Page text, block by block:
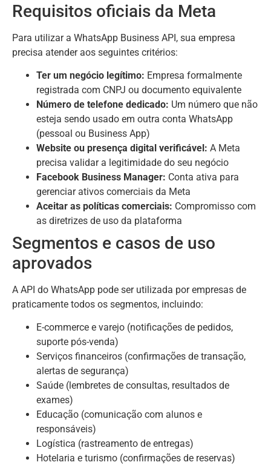
Requisitos oficiais da Meta
Para utilizar a WhatsApp Business API, sua empresa
precisa atender aos seguintes critérios:
Ter um negócio legítimo: Empresa formalmente
registrada com CNPJ ou documento equivalente
Número de telefone dedicado: Um número que não
esteja sendo usado em outra conta WhatsApp
(pessoal ou Business App)
Website ou presença digital verificável: A Meta
precisa validar a legitimidade do seu negócio
Facebook Business Manager: Conta ativa para
gerenciar ativos comerciais da Meta
Aceitar as políticas comerciais: Compromisso com
as diretrizes de uso da plataforma
Segmentos e casos de uso
aprovados
A API do WhatsApp pode ser utilizada por empresas de
praticamente todos os segmentos, incluindo:
E-commerce e varejo (notificações de pedidos,
suporte pós-venda)
Serviços financeiros (confirmações de transação,
alertas de segurança)
Saúde (lembretes de consultas, resultados de
exames)
Educação (comunicação com alunos e
responsáveis)
Logística (rastreamento de entregas)
Hotelaria e turismo (confirmações de reservas)